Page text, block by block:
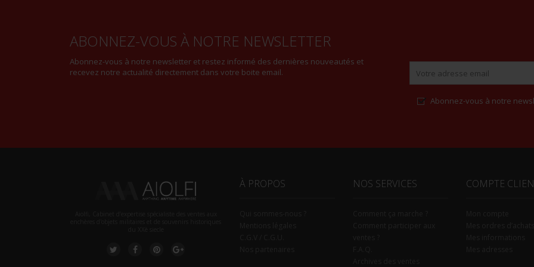
ABONNEZ-VOUS À NOTRE NEWSLETTER
Abonnez-vous à notre newsletter et restez informé des dernières nouveautés et
recevez notre actualité directement dans votre boite email.
Abonnez-vous à notre
À PROPOS NOS SERVICES COMPTE